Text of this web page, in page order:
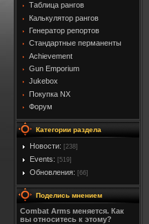
Таблица рангов
Калькулятор рангов
Генератор репортов
Стандартные перманенты
Achievement
Gun Emporium
Jukebox
Покупка NX
Форум
Категории раздела
Новости: [238]
Events: [519]
Обновления: [66]
Поделись мнением
Combat Arms меняется. Как
вы относитесь к этому?